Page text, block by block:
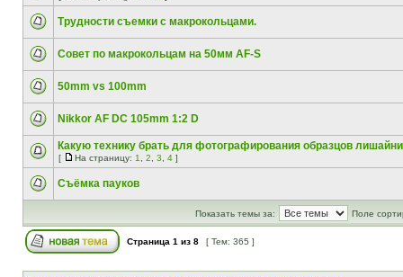
Трудности съемки с макрокольцами.
Совет по макрокольцам на 50мм AF-S
50mm vs 100mm
Nikkor AF DC 105mm 1:2 D
Какую технику брать для фотографирования образцов
[ На страницу: 1 2 3 4 ]
Съёмка пауков
Показать темы за: Поле
Страница 1 из 8 [ Тем: 365 ]